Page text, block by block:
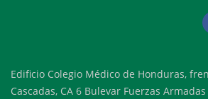
Edificio Colegio Médico de Honduras,
Cascadas, CA 6 Bulevar Fuerzas